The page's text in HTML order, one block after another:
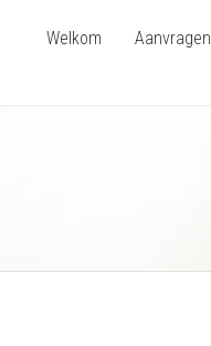
Welkom Aanvragen